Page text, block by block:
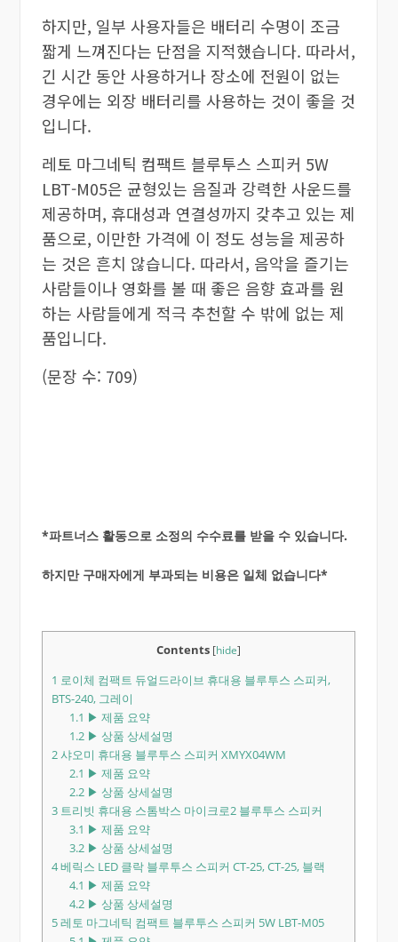
하지만, 일부 사용자들은 배터리 수명이 조금
짧게 느껴진다는 단점을 지적했습니다. 따라서,
긴 시간 동안 사용하거나 장소에 전원이 없는
경우에는 외장 배터리를 사용하는 것이 좋을 것
입니다.
레토 마그네틱 컴팩트 블루투스 스피커 5W
LBT-M05은 균형있는 음질과 강력한 사운드를
제공하며, 휴대성과 연결성까지 갖추고 있는 제
품으로, 이만한 가격에 이 정도 성능을 제공하
는 것은 흔치 않습니다. 따라서, 음악을 즐기는
사람들이나 영화를 볼 때 좋은 음향 효과를 원
하는 사람들에게 적극 추천할 수 밖에 없는 제
품입니다.
(문장 수: 709)
*파트너스 활동으로 소정의 수수료를 받을 수 있습니다.
하지만 구매자에게 부과되는 비용은 일체 없습니다*
Contents [hide]
1 로이체 컴팩트 듀얼드라이브 휴대용 블루투스 스피커,
BTS-240, 그레이
1.1 ▶ 제품 요약
1.2▶ 상품 상세설명
2샤오미 휴대용 블루투스 스피커 XMYX04WM
2.1 ▶ 제품 요약
2.2▶ 상품 상세설명
3트리빗 휴대용 스톰박스 마이크로2 블루투스 스피커
3.1 ▶ 제품 요약
3.2▶ 상품 상세설명
4베릭스 LED 클락 블루투스 스피커 CT-25, CT-25, 블랙
4.1 ▶ 제품 요약
4.2▶ 상품 상세설명
5레토 마그네틱 컴팩트 블루투스 스피커 5W LBT-M05